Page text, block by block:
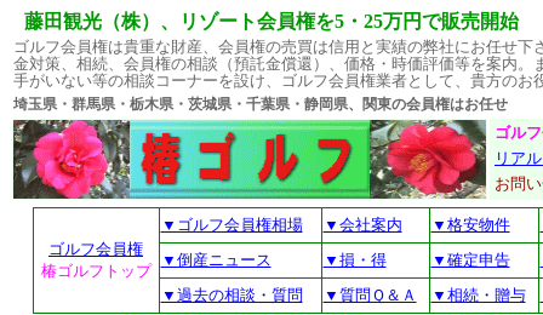
藤田観光（株）、リゾート会員権を5・25万円で販売開始
ゴルフ会員権は貴重な財産、会員権の売買は信用と実績の弊社にお任せ
金対策、相続、会員権の相談（預託金償還）、価格・時価評価等を案内
手がいない等の相談コーナーを設け、ゴルフ会員権業者として、貴方のお
埼玉県・群馬県・栃木県・茨城県・千葉県・静岡県、関東の会員権
ゴル
リア
お問
ゴルフ会員権
椿ゴルフトップ
▼ゴルフ会員権相場 ▼会社案内 ▼格安物件
▼倒産ニュース
▼損・得 ▼確定申告
▼過去の相談・質問
▼質問Ｑ＆Ａ ▼相続・贈与